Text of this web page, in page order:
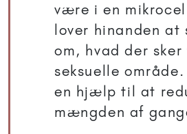
være i en
lover hinanden
om, hvad der
seksuelle
en hjælp til at
mængden af